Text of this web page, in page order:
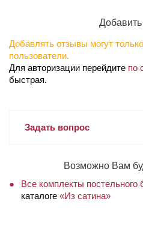
Добавлять отзывы могут
пользователи.
Для авторизации перейдите по
быстрая.
Задать вопрос
Возможно Вам
Все комплекты постельного
каталоге «Из сатина»